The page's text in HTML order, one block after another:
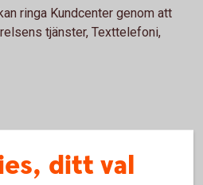
ringa Kundcenter genom att
tjänster, Texttelefoni,
ditt val